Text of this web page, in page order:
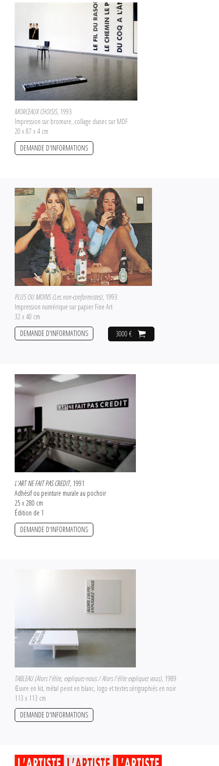
MORCEAUX CHOISIS, 1993
Impression sur bromure, collage diasec sur MDF
20 x 87 x 4 cm
DEMANDE D'INFORMATIONS
PLUS OU MOINS (Les non-conformistes), 1993
Impression numérique sur papier Fine Art
32 x 40 cm
3000 €
DEMANDE D'INFORMATIONS
L'ART NE FAIT PAS CREDIT, 1991
Adhésif ou peinture murale au pochoir
25 x 280 cm
Édition de 1
DEMANDE D'INFORMATIONS
TABLEAU (Alors l'élite, expliquez-nous / Alors l'élite expliquez vous), 1989
Œuvre en kit, métal peint en blanc, logo et textes sérigraphiés en noir
113 x 113 cm
DEMANDE D'INFORMATIONS